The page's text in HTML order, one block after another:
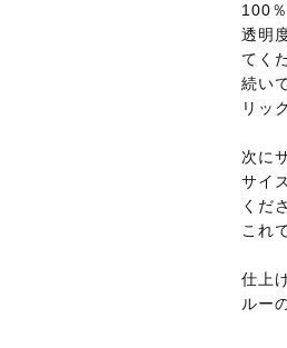
100
透明
てく
続い
リッ
次に
サイ
くだ
これ
仕上
ルー